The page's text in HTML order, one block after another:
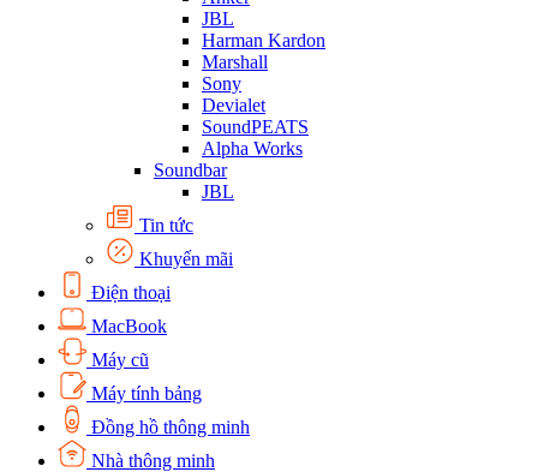
JBL
Harman Kardon
Marshall
Sony
Devialet
SoundPEATS
Alpha Works
Soundbar
JBL
Tin tức
Khuyến mãi
Điện thoại
MacBook
Máy cũ
Máy tính bảng
Đồng hồ thông minh
Nhà thông minh